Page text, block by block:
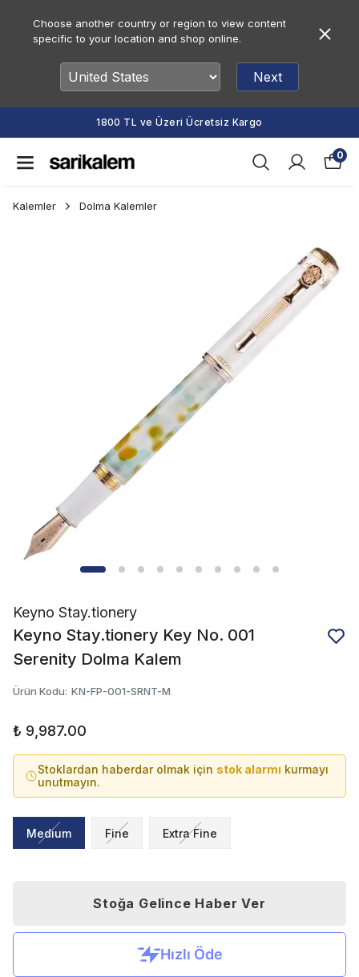
Choose another country or region to view content
specific to your location and shop online.
Next
1800 TL ve Üzeri Ücretsiz Kargo
0
Kalemler Dolma Kalemler
Keyno Stay.tionery
Keyno Stay.tionery Key No. 001
Serenity Dolma Kalem
Ürün Kodu: KN-FP-001-SRNT-M
₺ 9,987.00
Stoklardan haberdar olmak için stok alarmı kurmayı
unutmayın.
Medium Fine Extra Fine
Stoğa Gelince Haber Ver